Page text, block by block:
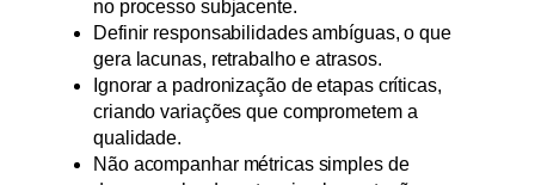
no processo subjacente.
Definir responsabilidades ambíguas, o que
gera lacunas, retrabalho e atrasos.
Ignorar a padronização de etapas críticas,
criando variações que comprometem a
qualidade.
Não acompanhar métricas simples de